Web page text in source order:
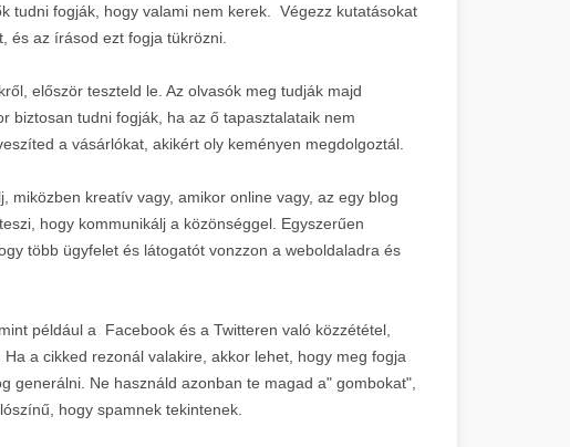
tudni fogják, hogy valami nem kerek. Végezz kutatásokat
és az írásod ezt fogja tükrözni.
először teszteld le. Az olvasók meg tudják majd
biztosan tudni fogják, ha az ő tapasztalataik nem
a vásárlókat, akikért oly keményen megdolgoztál.
miközben kreatív vagy, amikor online vagy, az egy blog
hogy kommunikálj a közönséggel. Egyszerűen
több ügyfelet és látogatót vonzzon a weboldaladra és
például a Facebook és a Twitteren való közzététel,
a cikked rezonál valakire, akkor lehet, hogy meg fogja
generálni. Ne használd azonban te magad a" gombokat",
hogy spamnek tekintenek.